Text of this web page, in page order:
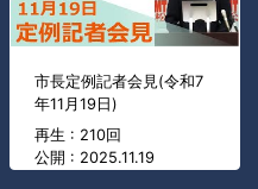
市長定例記者会見(令和7
年11月19日)
再生 : 210回
公開 : 2025.11.19